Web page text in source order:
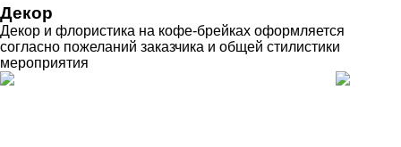
Декор
Декор и флористика на кофе-брейках оформляется
согласно пожеланий заказчика и общей стилистики
мероприятия